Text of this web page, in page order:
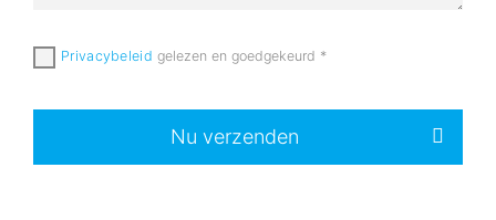
Privacybeleid gelezen en goedgekeurd *
Nu verzenden